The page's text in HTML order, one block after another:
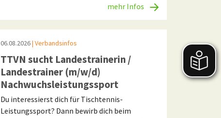
mehr Infos
06.08.2026| Verbandsinfos
TTVN sucht Landestrainerin /
Landestrainer (m/w/d)
Nachwuchsleistungssport
Du interessierst dich für Tischtennis-
Leistungssport? Dann bewirb dich beim